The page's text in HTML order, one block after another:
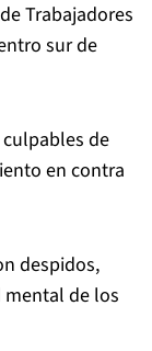
Trabajadores
sur de
de
en contra
despidos,
de los